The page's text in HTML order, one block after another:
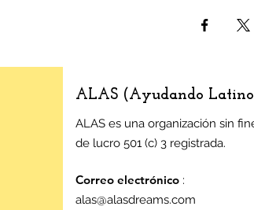
ALAS (Ayudando
ALAS es una organización sin
de lucro 501 (c) 3 registrada.
Correo electrónico :
alas@alasdreams.com